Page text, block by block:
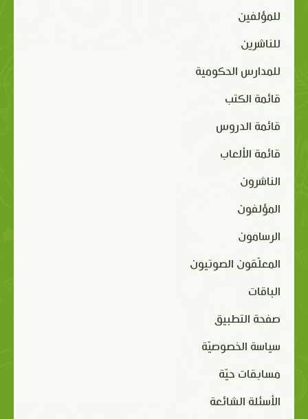
للمؤلفين
للناشرين
للمدارس الحكومية
قائمة الكتب
قائمة الدروس
قائمة الألعاب
الناشرون
المؤلفون
الرسامون
المعلّقون الصوتيون
الباقات
صفحة التطبيق
سياسة الخصوصيّة
مسابقات حيّة
الأسئلة الشائعة